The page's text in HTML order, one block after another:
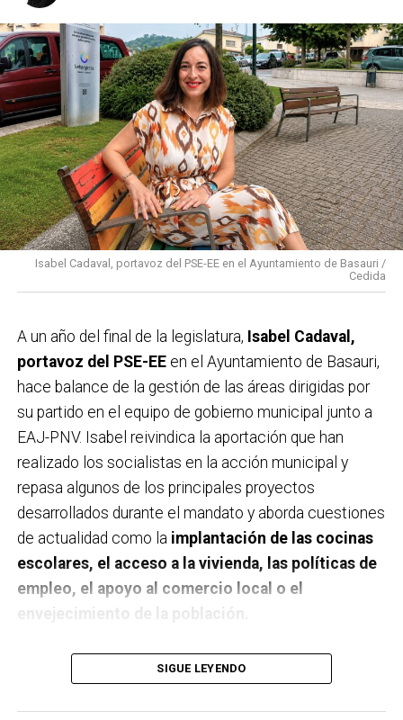
Isabel Cadaval, portavoz del PSE-EE en el Ayuntamiento de Basauri /
Cedida
A un año del final de la legislatura, Isabel Cadaval,
portavoz del PSE-EEen el Ayuntamiento de Basauri,
hace balance de la gestión de las áreas dirigidas por
su partido en el equipo de gobierno municipal junto a
EAJ-PNV. Isabel reivindica la aportación que han
realizado los socialistas en la acción municipal y
repasa algunos de los principales proyectos
desarrollados durante el mandato y aborda cuestiones
de actualidad como la implantación de las cocinas
escolares, el acceso a la vivienda, las políticas de
empleo, el apoyo al comercio local o el
envejecimiento de la población.
A un año de acabar la legislatura, ¿qué balance
haces de la gestión del PSE en tus áreas dentro
del equipo de gobierno y qué proyectos
SIGUE LEYENDO